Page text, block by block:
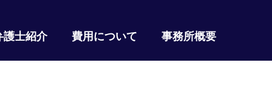
護士紹介 費用について 事務所概要